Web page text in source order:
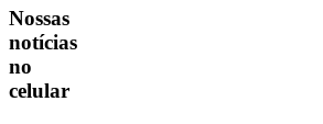
Nossas
notícias
no
celular